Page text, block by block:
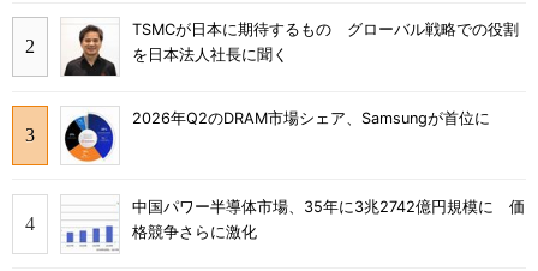
TSMCが日本に期待するもの グローバル戦略での役割
を日本法人社長に聞く
2026年Q2のDRAM市場シェア、Samsungが首位に
中国パワー半導体市場、35年に3兆2742億円規模に 価
格競争さらに激化